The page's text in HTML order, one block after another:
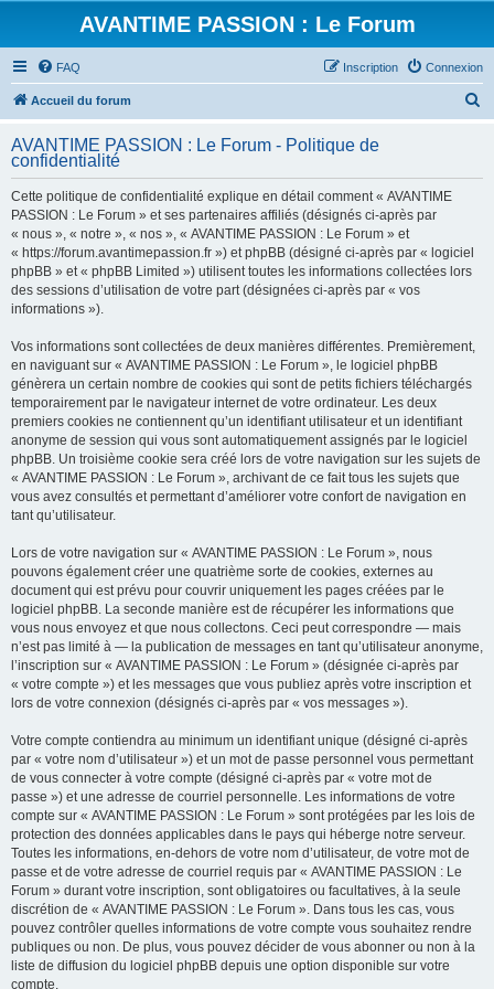
AVANTIME PASSION : Le Forum
FAQ Connexion
Inscription
Accueil du forum
h
AVANTIME PASSION : Le Forum - Politique de
confidentialité
Cette politique de confidentialité explique en détail comment « AVANTIME
PASSION : Le Forum » et ses partenaires affiliés (désignés ci-après par
« nous », « notre », « nos », « AVANTIME PASSION : Le Forum » et
« https://forum.avantimepassion.fr ») et phpBB (désigné ci-après par « logiciel
phpBB » et « phpBB Limited ») utilisent toutes les informations collectées lors
des sessions d’utilisation de votre part (désignées ci-après par « vos
informations »).
Vos informations sont collectées de deux manières différentes. Premièrement,
en naviguant sur « AVANTIME PASSION : Le Forum », le logiciel phpBB
génèrera un certain nombre de cookies qui sont de petits fichiers téléchargés
temporairement par le navigateur internet de votre ordinateur. Les deux
premiers cookies ne contiennent qu’un identifiant utilisateur et un identifiant
anonyme de session qui vous sont automatiquement assignés par le logiciel
phpBB. Un troisième cookie sera créé lors de votre navigation sur les sujets de
« AVANTIME PASSION : Le Forum », archivant de ce fait tous les sujets que
vous avez consultés et permettant d’améliorer votre confort de navigation en
tant qu’utilisateur.
Lors de votre navigation sur « AVANTIME PASSION : Le Forum », nous
pouvons également créer une quatrième sorte de cookies, externes au
document qui est prévu pour couvrir uniquement les pages créées par le
logiciel phpBB. La seconde manière est de récupérer les informations que
vous nous envoyez et que nous collectons. Ceci peut correspondre — mais
n’est pas limité à — la publication de messages en tant qu’utilisateur anonyme,
l’inscription sur « AVANTIME PASSION : Le Forum » (désignée ci-après par
« votre compte ») et les messages que vous publiez après votre inscription et
lors de votre connexion (désignés ci-après par « vos messages »).
Votre compte contiendra au minimum un identifiant unique (désigné ci-après
par « votre nom d’utilisateur ») et un mot de passe personnel vous permettant
de vous connecter à votre compte (désigné ci-après par « votre mot de
passe ») et une adresse de courriel personnelle. Les informations de votre
compte sur « AVANTIME PASSION : Le Forum » sont protégées par les lois de
protection des données applicables dans le pays qui héberge notre serveur.
Toutes les informations, en-dehors de votre nom d’utilisateur, de votre mot de
passe et de votre adresse de courriel requis par « AVANTIME PASSION : Le
Forum » durant votre inscription, sont obligatoires ou facultatives, à la seule
discrétion de « AVANTIME PASSION : Le Forum ». Dans tous les cas, vous
pouvez contrôler quelles informations de votre compte vous souhaitez rendre
publiques ou non. De plus, vous pouvez décider de vous abonner ou non à la
liste de diffusion du logiciel phpBB depuis une option disponible sur votre
compte.